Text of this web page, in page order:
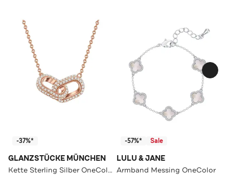
-37%*
GLANZSTÜCKE MÜNCHEN
Kette Sterling Silber OneColor
-57%* Sale
LULU & JANE
Armband Messing OneColor